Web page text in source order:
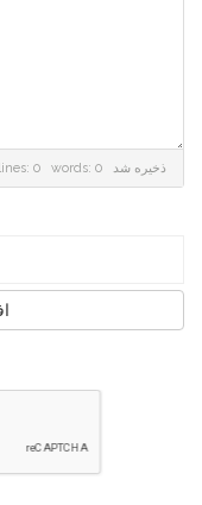
lines: 0 words: 0 ذخیره شد